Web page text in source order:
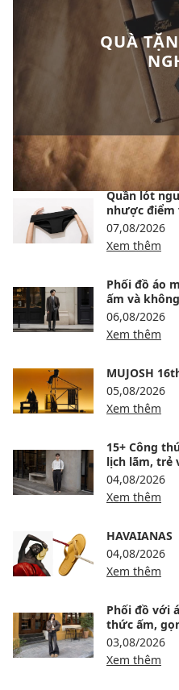
QUÀ
BÀI VIẾT NỔI BẬT
Quần lót
nhược điểm
07,08/2026
Xem thêm
Phối đồ áo
ấm và
06,08/2026
Xem thêm
MUJOSH
05,08/2026
Xem thêm
15+ Công
lịch lãm, trẻ
04,08/2026
Xem thêm
HAVAIANAS
04,08/2026
Xem thêm
Phối đồ với
thức ấm,
03,08/2026
Xem thêm